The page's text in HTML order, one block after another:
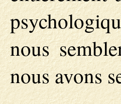
nous
nous avons